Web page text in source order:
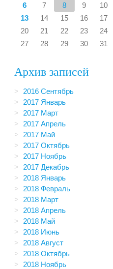
6
7 8 9 10
13
14 15 16 17
20
21 22 23 24
27
28 29 30 31
Архив записей
2016 Сентябрь
2017 Январь
2017 Март
2017 Апрель
2017 Май
2017 Октябрь
2017 Ноябрь
2017 Декабрь
2018 Январь
2018 Февраль
2018 Март
2018 Апрель
2018 Май
2018 Июнь
2018 Август
2018 Октябрь
2018 Ноябрь